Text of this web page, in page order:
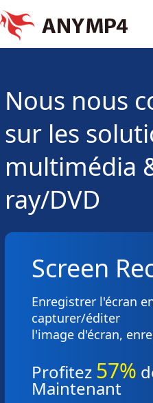
Nous nous
sur les
multimédia
ray/DVD
Screen
Enregistrer l'écran
capturer/éditer
l'image d'écran,
Profitez 57%
Maintenant